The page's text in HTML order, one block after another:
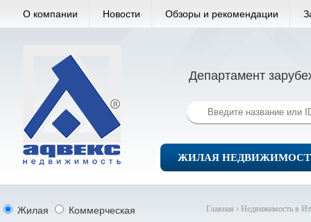
О компании Новости Обзоры и рекомендации
Департамент
ЖИЛАЯ
Главная › Недвижимость в
Жилая Коммерческая